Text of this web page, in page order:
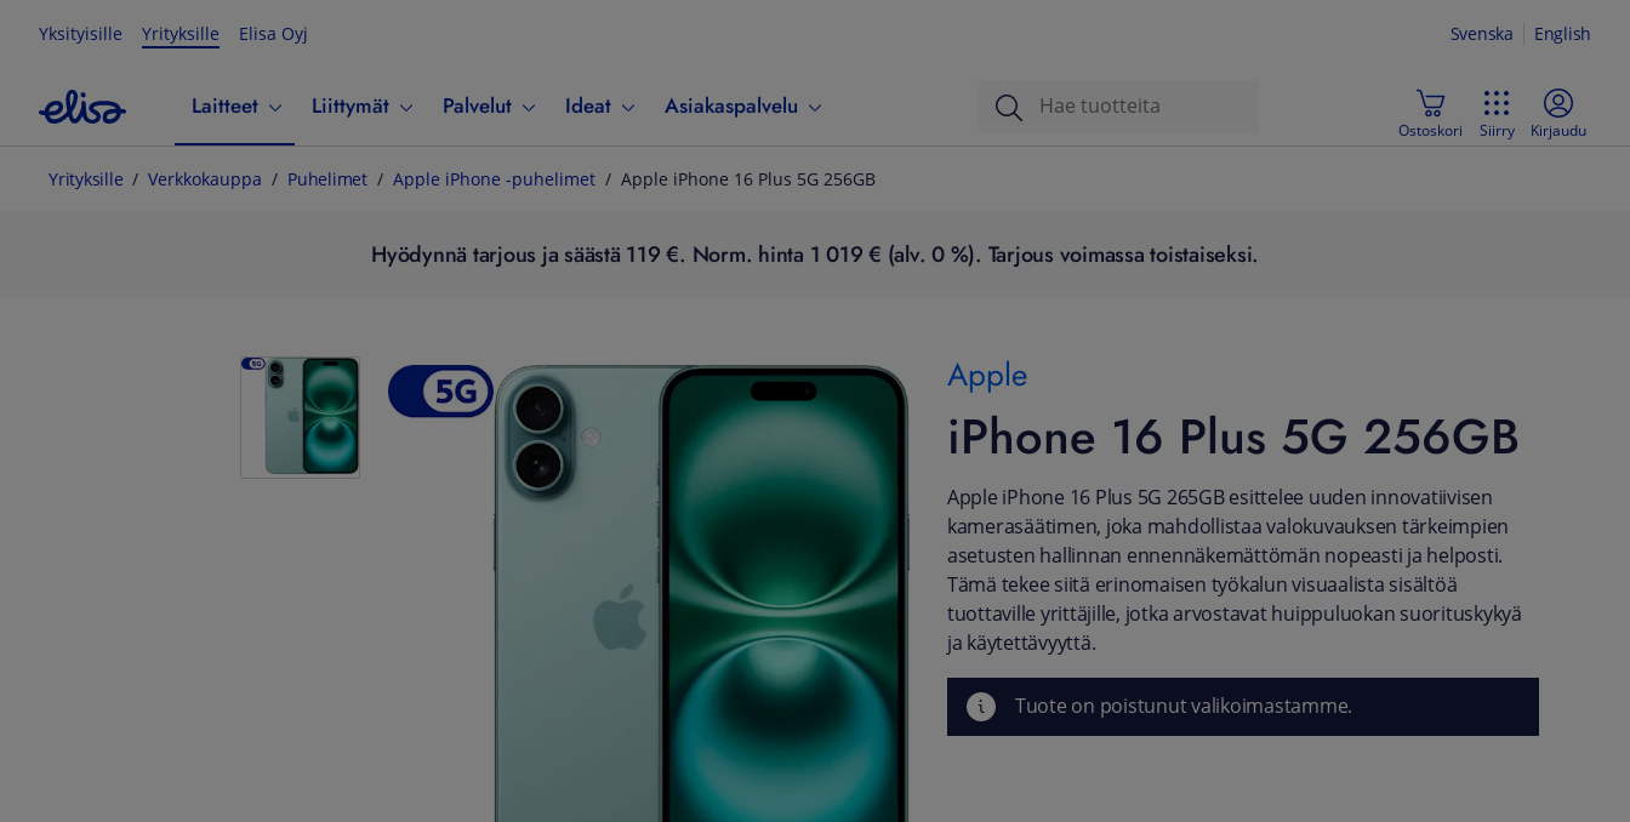
Yksityisille Yrityksille Elisa Oyj Svenska English
Laitteet Liittymät Palvelut Ideat Asiakaspalvelu
Ostoskori Siirry Kirjaudu
Yrityksille Verkkokauppa Puhelimet Apple iPhone -puhelimet Apple iPhone 16 Plus 5G 256GB
Hyödynnä tarjous ja säästä 119 €. Norm. hinta 1 019 € (alv. 0 %). Tarjous voimassa toistaiseksi.
Apple
iPhone 16 Plus 5G 256GB
Apple iPhone 16 Plus 5G 265GB esittelee uuden innovatiivisen
kamerasäätimen, joka mahdollistaa valokuvauksen tärkeimpien
asetusten hallinnan ennennäkemättömän nopeasti ja helposti.
Tämä tekee siitä erinomaisen työkalun visuaalista sisältöä
tuottaville yrittäjille, jotka arvostavat huippuluokan suorituskykyä
ja käytettävyyttä.
Tuote on poistunut valikoimastamme.